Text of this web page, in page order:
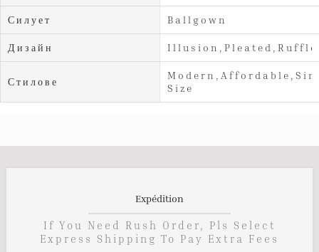
Силует Ballgown
Дизайн
Стилове
Size
Expédition
If You Need Rush Order, Pls Select
Express Shipping To Pay Extra Fees